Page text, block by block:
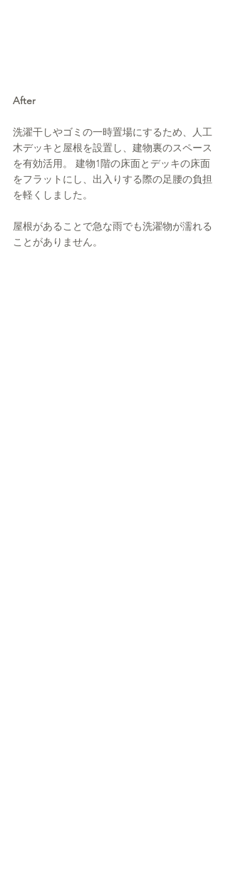
After
洗濯干しやゴミの一時置場にするため、人工
木デッキと屋根を設置し、建物裏のスペース
を有効活用。 建物1階の床面とデッキの床面
をフラットにし、出入りする際の足腰の負担
を軽くしました。
屋根があることで急な雨でも洗濯物が濡れる
ことがありません。